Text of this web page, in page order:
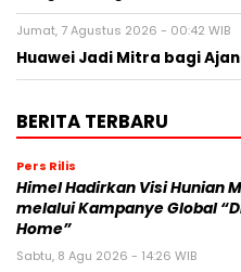
Jumat, 7 Agustus 2026 - 00:42 WIB
Huawei Jadi Mitra bagi
BERITA TERBARU
Pers Rilis
Himel Hadirkan Visi Hunian
melalui Kampanye Global
Home”
Sabtu, 8 Agu 2026 - 14:26 WIB